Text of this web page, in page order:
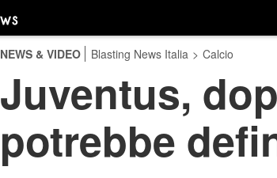
NEWS & VIDEO Blasting News Italia > Calcio
Juventus,
potrebbe